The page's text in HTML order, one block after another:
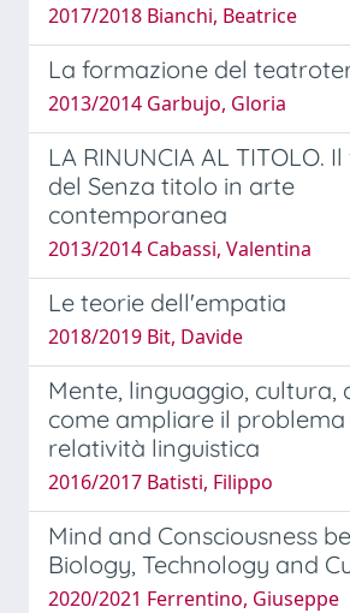
2017/2018 Bianchi, Beatrice
La formazione del
2013/2014 Garbujo, Gloria
LA RINUNCIA AL TITOLO.
del Senza titolo in arte
contemporanea
2013/2014 Cabassi, Valentina
Le teorie dell'empatia
2018/2019 Bit, Davide
Mente, linguaggio, cultura,
come ampliare il
relatività linguistica
2016/2017 Batisti, Filippo
Mind and Consciousness
Biology, Technology and
2020/2021 Ferrentino, Giuseppe